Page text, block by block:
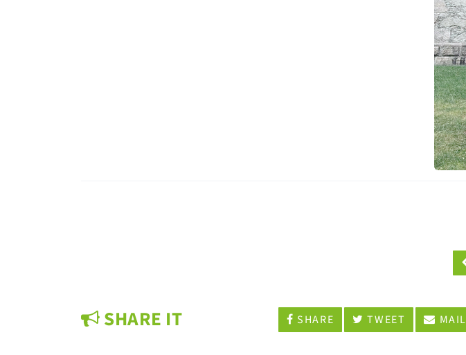
SHARE IT SHARE TWEET MAIL